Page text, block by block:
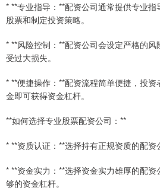
* **专业指导：**配资公司通常提供专业
股票和制定投资策略。
* **风险控制：**配资公司会设定严格的
受过大损失。
* **便捷操作：**配资流程简单便捷，投
金即可获得资金杠杆。
**如何选择专业股票配资公司：**
* **资质认证：**选择持有正规资质的配资
* **资金实力：**选择资金实力雄厚的配
够的资金杠杆。